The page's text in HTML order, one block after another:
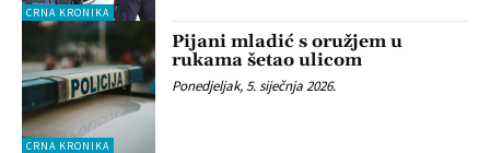
CRNA KRONIKA
CRNA KRONIKA
Pijani mladić s oružjem u
rukama šetao ulicom
Ponedjeljak, 5. siječnja 2026.